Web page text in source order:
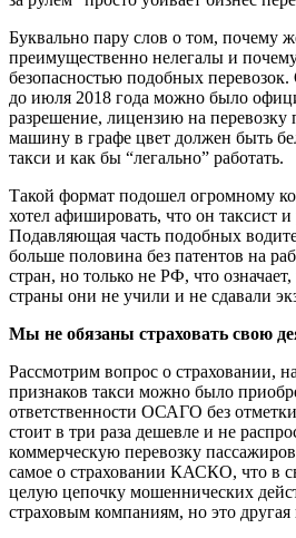
Буквально пару слов о том, почему
преимущественно нелегалы и
безопасностью подобных
до июля 2018 года можно было
разрешение, лицензию на перевозку
машину в графе цвет должен быть
такси и как бы “легально” работать.
Такой формат подошел огромному
хотел афишировать, что он таксист и
Подавляющая часть подобных
больше половина без патентов на
стран, но только не РФ, что
страны они не учили и не сдавали
Мы не обязаны страховать свою
Рассмотрим вопрос о страховании,
признаков такси можно было
ответственности ОСАГО без
стоит в три раза дешевле и не
коммерческую перевозку
самое о страховании КАСКО, что в
целую цепочку мошеннических
страховым компаниям, но это другая